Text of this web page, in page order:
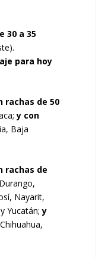
30 a 35
para hoy
rachas de 50
y con
Baja
rachas de
Nayarit,
Yucatán;y